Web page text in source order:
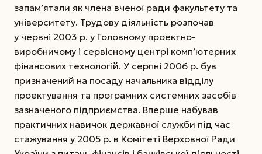
запам’ятали як члена вченої ради факультету та
університету. Трудову діяльність розпочав
у червні 2003 р. у Головному проектно-
виробничому і сервісному центрі комп’ютерних
фінансових технологій. У серпні 2006 р. був
призначений на посаду начальника відділу
проектування та програмних системних засобів
зазначеного підприємства. Вперше набував
практичних навичок державної служби під час
стажування у 2005 р. в Комітеті Верховної Ради